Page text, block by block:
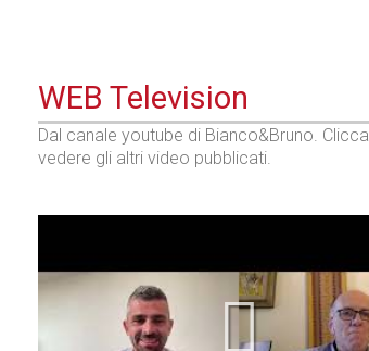
WEB Television
Dal canale youtube di Bianco&Bruno. Clicca
vedere gli altri video pubblicati.